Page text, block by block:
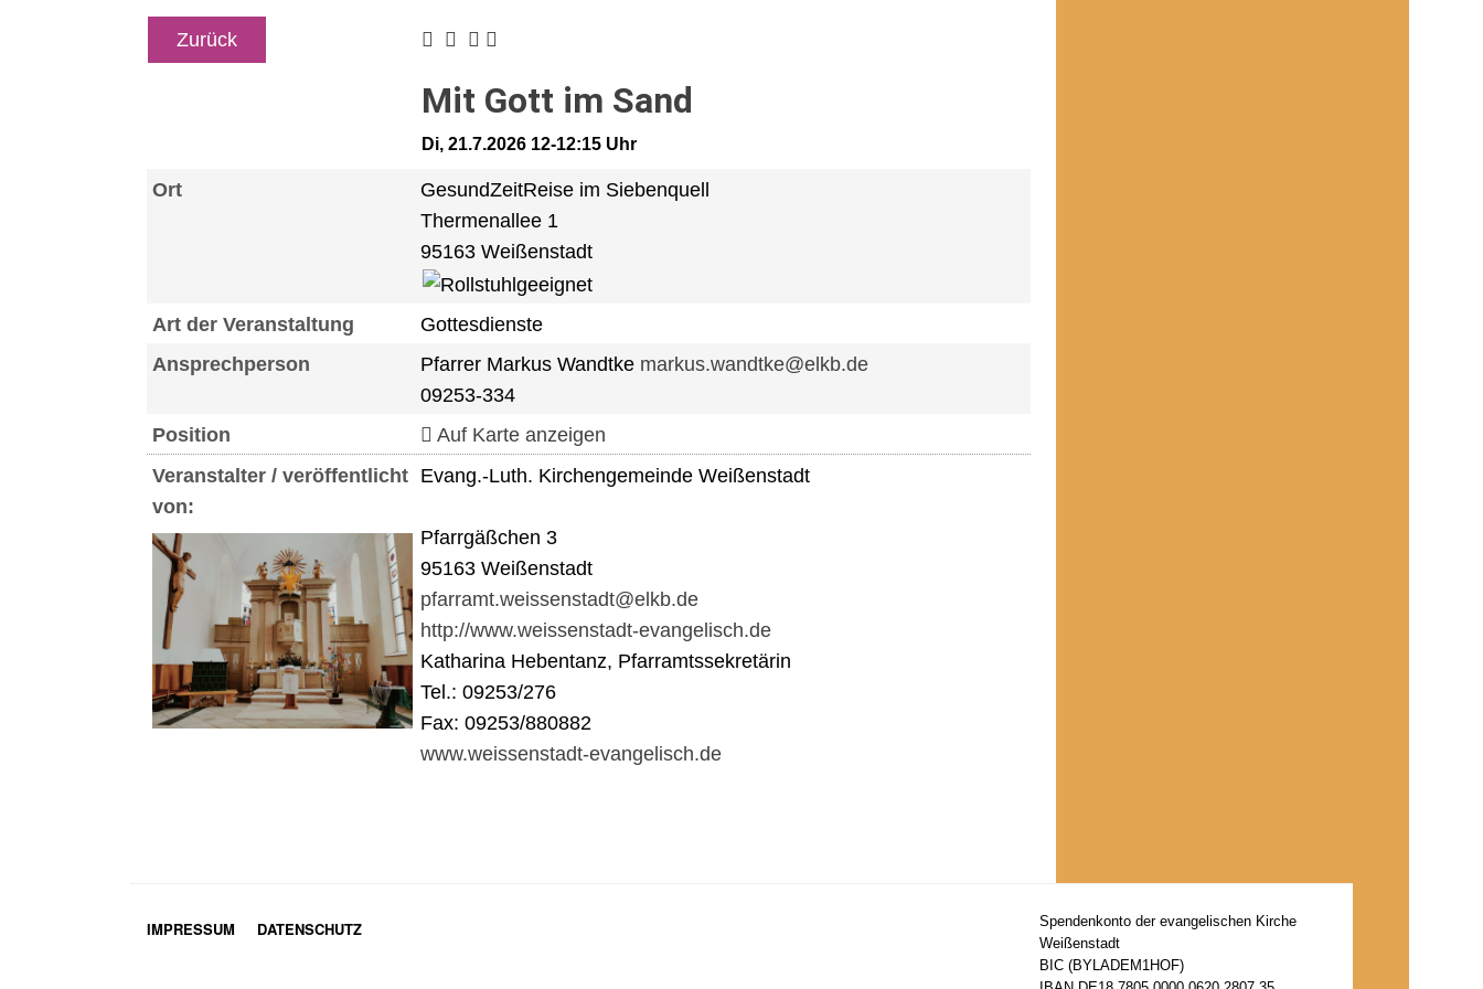
Zurück
Mit Gott im Sand
Di, 21.7.2026 12-12:15 Uhr
Ort
GesundZeitReise im Siebenquell
Thermenallee 1
95163 Weißenstadt
Art der Veranstaltung
Gottesdienste
Ansprechperson
Pfarrer Markus Wandtke markus.wandtke@elkb.de
09253-334
Position
Auf Karte anzeigen
Veranstalter / veröffentlicht
von:
Evang.-Luth. Kirchengemeinde Weißenstadt
Pfarrgäßchen 3
95163 Weißenstadt
pfarramt.weissenstadt@elkb.de
http://www.weissenstadt-evangelisch.de
Katharina Hebentanz, Pfarramtssekretärin
Tel.: 09253/276
Fax: 09253/880882
www.weissenstadt-evangelisch.de
IMPRESSUM DATENSCHUTZ
Spendenkonto der evangelischen Kirche
Weißenstadt
BIC (BYLADEM1HOF)